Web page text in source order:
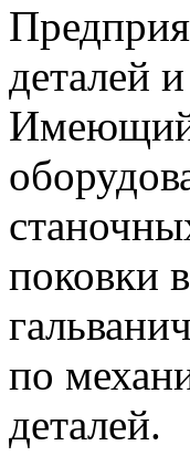
деталей
поковки
по
деталей.